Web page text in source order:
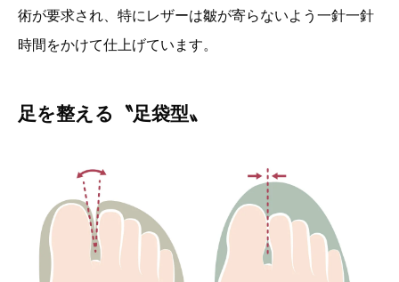
術が要求され、特にレザーは皺が寄らないよう一針一針
時間をかけて仕上げています。
足を整える〝足袋型〟